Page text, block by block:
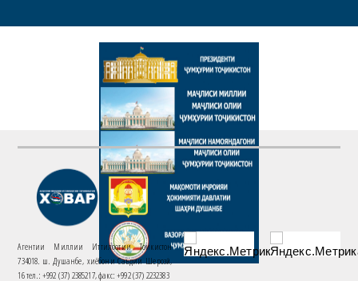
Агентии Миллии Иттилоотии Тоҷикистон
734018. ш. Душанбе, хиёбони Саъдии Шерозӣ,
16 тел.: +992 (37) 2385217, факс: +992 (37) 2232383